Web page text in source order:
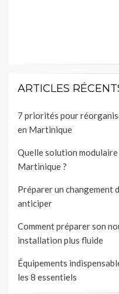
ARTICLES
7 priorités pour
en Martinique
Quelle solution
Martinique ?
Préparer un changement
anticiper
Comment préparer son
installation plus fluide
Équipements
les 8 essentiels